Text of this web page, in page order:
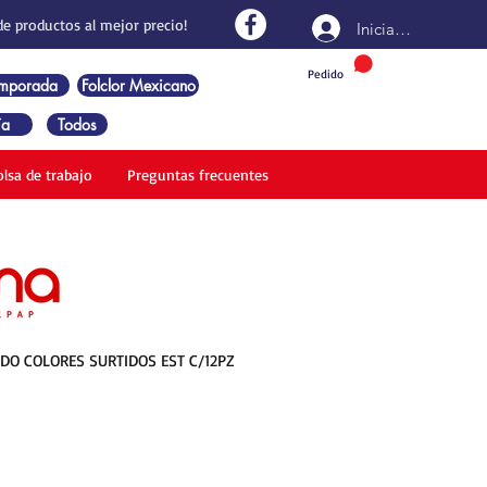
productos al mejor precio!
Pedido
Iniciar sesión
Folclor Mexicano
Todos
de trabajo Preguntas frecuentes
COLORES SURTIDOS EST C/12PZ